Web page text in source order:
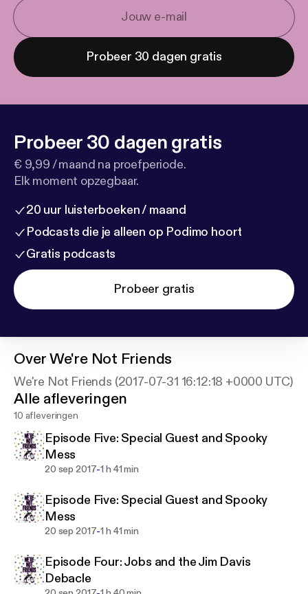
Probeer 30 dagen gratis
Probeer 30 dagen gratis
€ 9,99 / maand na proefperiode.
Elk moment opzegbaar.
20 uur luisterboeken / maand
Podcasts die je alleen op Podimo hoort
Gratis podcasts
Probeer gratis
OverWe're Not Friends
We're Not Friends (2017-07-31 16:12:18 +0000 UTC)
Alle afleveringen
10 afleveringen
Episode Five: Special Guest and Spooky
Mess
20 sep 2017-1 h 41 min
Episode Five: Special Guest and Spooky
Mess
20 sep 2017-1 h 41 min
Episode Four: Jobs and the Jim Davis
Debacle